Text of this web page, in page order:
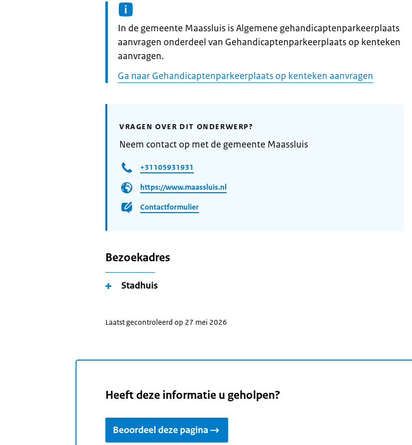
Informatie:
In de gemeente Maassluis is Algemene gehandicaptenparkeerplaats
aanvragen onderdeel van Gehandicaptenparkeerplaats op kenteken
aanvragen.
Ga naar Gehandicaptenparkeerplaats op kenteken aanvragen
VRAGEN OVER DIT ONDERWERP?
Neem contact op met de gemeente Maassluis
+31105931931
https://www.maassluis.nl
Contactformulier
Bezoekadres
Stadhuis
Laatst gecontroleerd op 27 mei 2026
Heeft deze informatie u geholpen?
Beoordeel deze pagina